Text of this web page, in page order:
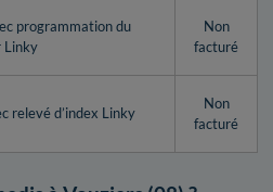
programmation du
Linky
Non
facturé
relevé d’index Linky
Non
facturé